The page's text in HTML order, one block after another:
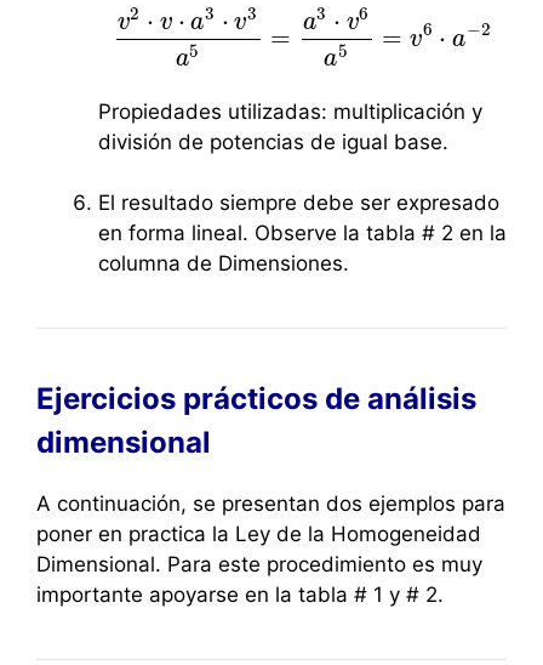
v2 ⋅ v ⋅ a3 ⋅ v3
a5 =
a3 ⋅ v6
a5 = v6 ⋅ a−2
v2⋅v⋅a3⋅v3a 5= a3⋅v6a5 =v6 ⋅a− 2
Propiedades utilizadas: multiplicación y
división de potencias de igual base.
El resultado siempre debe ser expresado
en forma lineal. Observe la tabla # 2 en la
columna de Dimensiones.
Ejercicios prácticos de análisis
dimensional
A continuación, se presentan dos ejemplos para
poner en practica la Ley de la Homogeneidad
Dimensional. Para este procedimiento es muy
importante apoyarse en la tabla # 1 y # 2.